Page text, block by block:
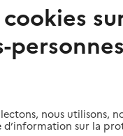
nous utilisons,
sur la